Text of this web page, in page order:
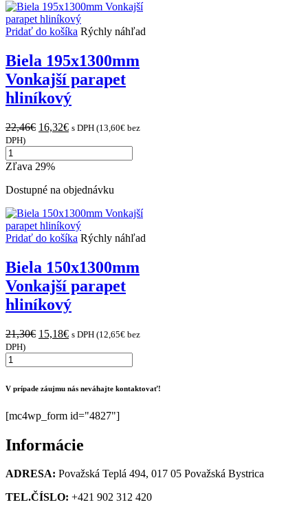
hliníkový
Pridať do košíka Rýchly náhľad
Biela 195x1300mm
Vonkajší parapet
hliníkový
22,46€ Original
22,46€.
16,32€Current
16,32€.
s DPH (13,60€ bez
DPH)
množstvo
Biela
Vonkajší
hliníkový
Zľava 29%
Dostupné na objednávku
Pridať do košíka Rýchly náhľad
Biela 150x1300mm
Vonkajší parapet
hliníkový
21,30€ Original
21,30€.
15,18€Current
15,18€.
s DPH (12,65€ bez
DPH)
množstvo
Biela
Vonkajší
hliníkový
V prípade záujmu nás neváhajte kontaktovať!
[mc4wp_form id="4827"]
Informácie
ADRESA: Považská Teplá 494, 017 05 Považská Bystrica
TEL.ČÍSLO: +421 902 312 420